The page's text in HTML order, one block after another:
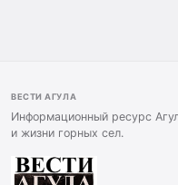
ВЕСТИ АГУЛА
Информационный ресурс
и жизни горных сел.